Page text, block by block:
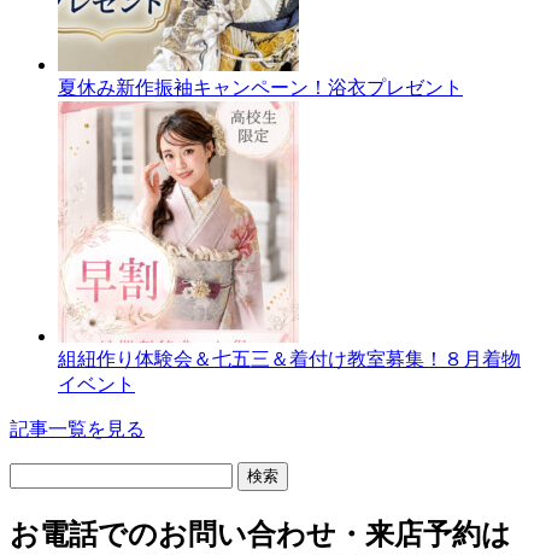
夏休み新作振袖キャンペーン！浴衣プレゼント
組紐作り体験会＆七五三＆着付け教室募集！８月着物
イベント
記事一覧を見る
お電話でのお問い合わせ・ 来店予約は